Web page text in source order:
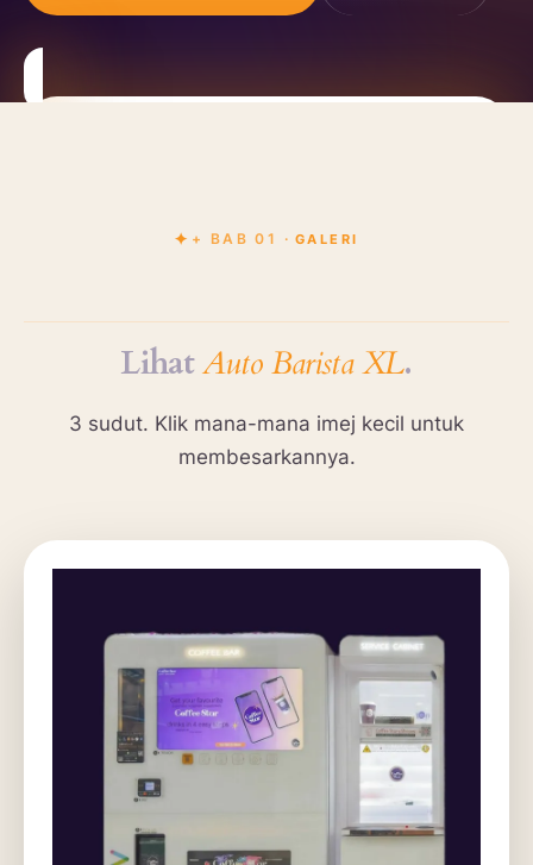
+ BAB 01 · GALERI
LihatAuto Barista XL.
3 sudut. Klik mana-mana imej kecil untuk
membesarkannya.